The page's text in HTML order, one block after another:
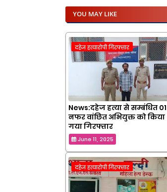
YOU MAY LIKE
दहेज हत्यारोपी गिरफ्तार
News:दहेज हत्या से सम्बंधित 01
नफर वांछित अभियुक्त को किया
गया गिरफ्तार
June 11, 2025
दहेज हत्यारोपी गिरफ्तार